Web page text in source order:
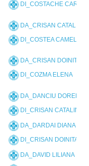
DI_COSTACHE
DA_CRISAN CATALINA
DI_COSTEA CAMELIA
DA_CRISAN DOINITA
DI_COZMA ELENA
DA_DANCIU DOREL
DI_CRISAN CATALINA
DA_DARDAI DIANA
DI_CRISAN DOINITA
DA_DAVID LILIANA